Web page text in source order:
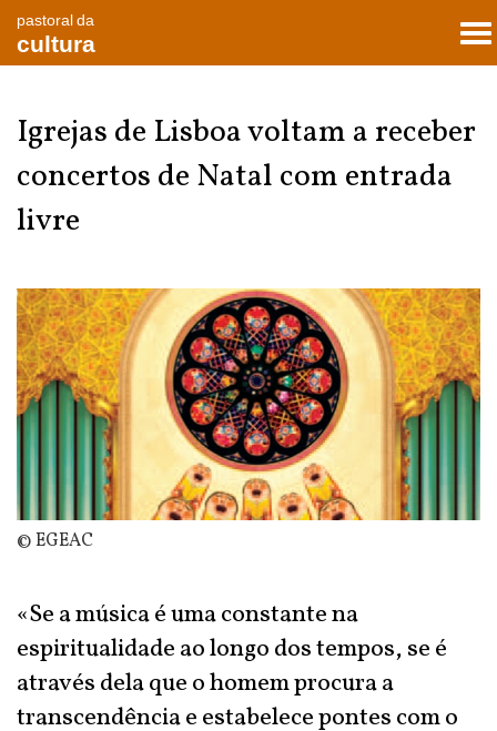
pastoral da
cultura
Igrejas de Lisboa voltam a receber
concertos de Natal com entrada
livre
© EGEAC
«Se a música é uma constante na
espiritualidade ao longo dos tempos, se é
através dela que o homem procura a
transcendência e estabelece pontes com o